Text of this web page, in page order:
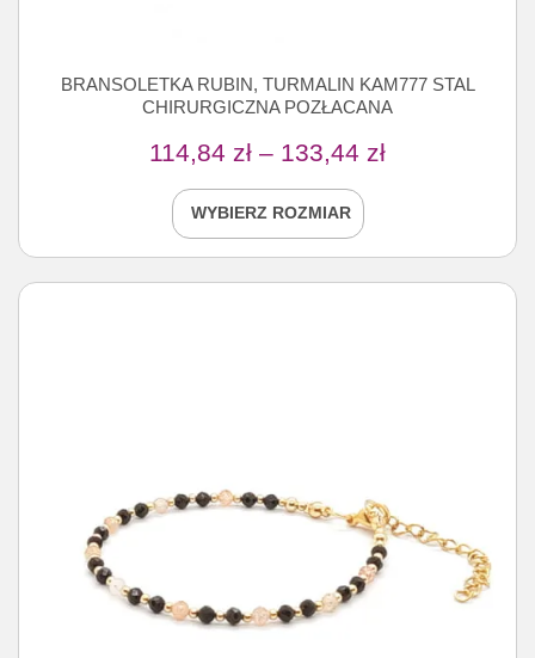
BRANSOLETKA RUBIN, TURMALIN KAM777 STAL
CHIRURGICZNA POZŁACANA
114,84 zł – 133,44 zł
WYBIERZ ROZMIAR